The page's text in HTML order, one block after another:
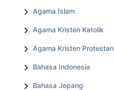
Agama Islam
Agama Kristen Katolik
Agama Kristen Protestan
Bahasa Indonesia
Bahasa Jepang